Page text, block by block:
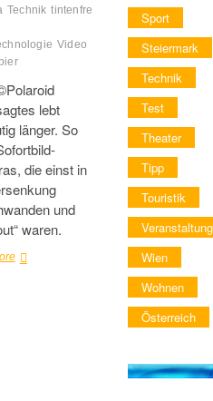
Technik tintenfreie ZINK Zero-
Video
ZINK-
lebt
länger. So
die einst in
und
waren.
„Pop“
Sport
Steiermark
Technik
Test
Theater
Tipp
Touristik
Veranstaltung
Wien
Wohnen
Österreich